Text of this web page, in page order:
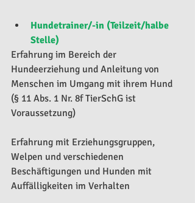
Hundetrainer/-in (Teilzeit/halbe
Stelle)
Erfahrung im Bereich der
Hundeerziehung und Anleitung von
Menschen im Umgang mit ihrem Hund
(§ 11 Abs. 1 Nr. 8f TierSchG ist
Voraussetzung)
Erfahrung mit Erziehungsgruppen,
Welpen und verschiedenen
Beschäftigungen und Hunden mit
Auffälligkeiten im Verhalten